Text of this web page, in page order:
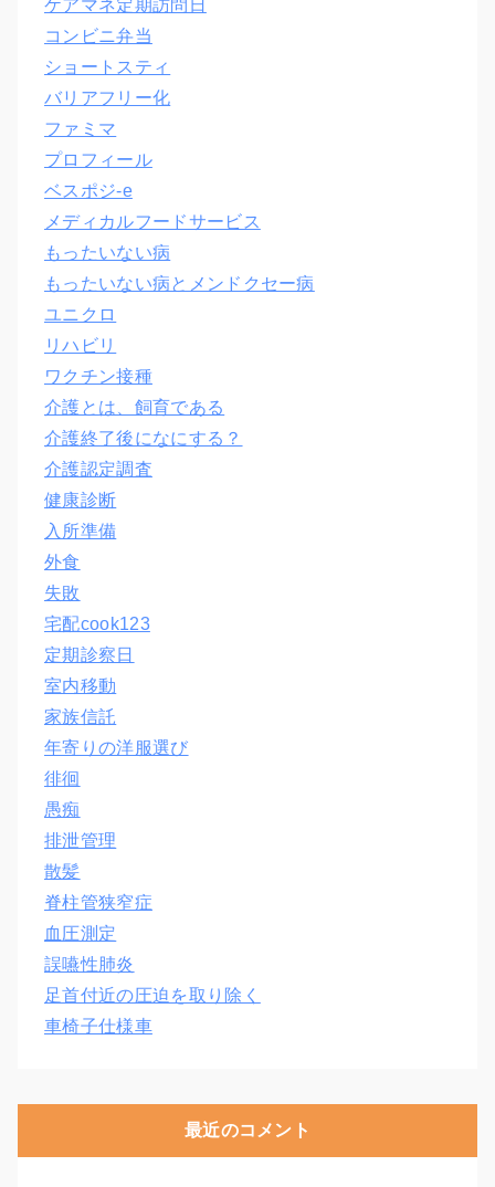
ケアマネ定期訪問日
コンビニ弁当
ショートスティ
バリアフリー化
ファミマ
プロフィール
ベスポジ-e
メディカルフードサービス
もったいない病
もったいない病とメンドクセー病
ユニクロ
リハビリ
ワクチン接種
介護とは、飼育である
介護終了後になにする？
介護認定調査
健康診断
入所準備
外食
失敗
宅配cook123
定期診察日
室内移動
家族信託
年寄りの洋服選び
徘徊
愚痴
排泄管理
散髪
脊柱管狭窄症
血圧測定
誤嚥性肺炎
足首付近の圧迫を取り除く
車椅子仕様車
最近のコメント